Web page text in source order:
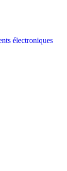
électroniques